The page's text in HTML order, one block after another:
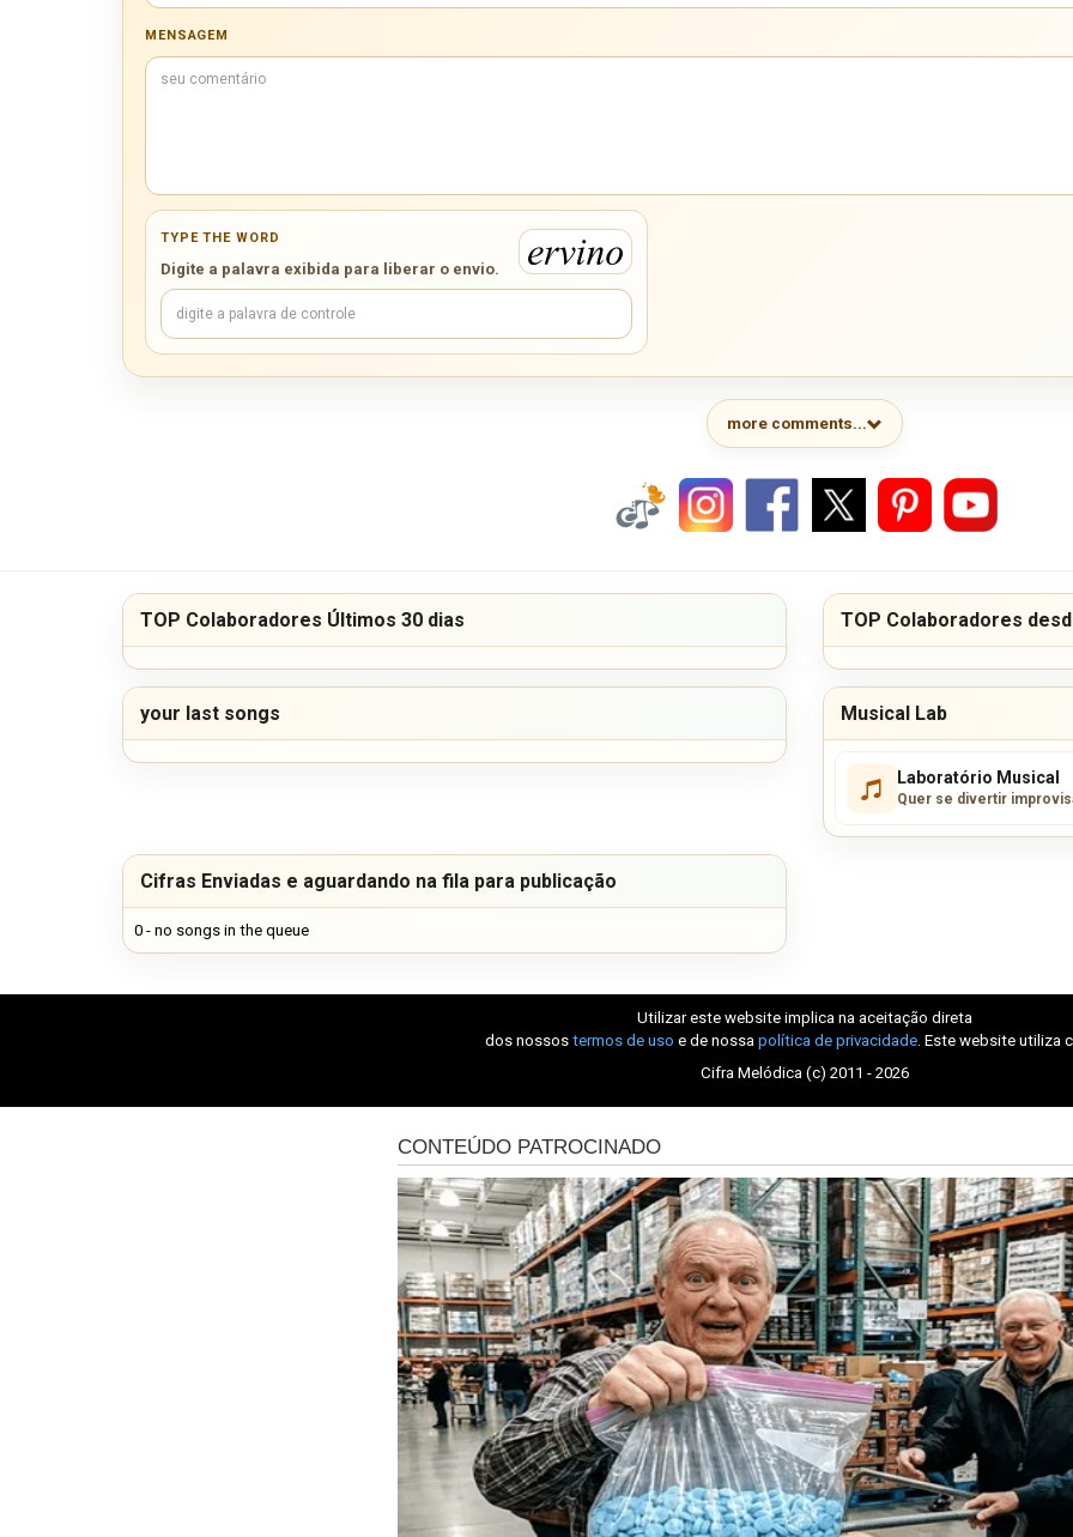
MENSAGEM
TYPE THE WORD
Digite a palavra exibida para liberar o envio.
more comments...
TOP Colaboradores Últimos 30 dias TOP Colaboradores
your last songs Musical Lab
Laboratório Musical
Quer se divertir
Cifras Enviadas e aguardando na fila para publicação
0 - no songs in the queue
Utilizar este website implica na aceitação direta
dos nossos termos de uso e de nossa política de privacidade . Este website utiliza
Cifra Melódica (c) 2011 - 2026